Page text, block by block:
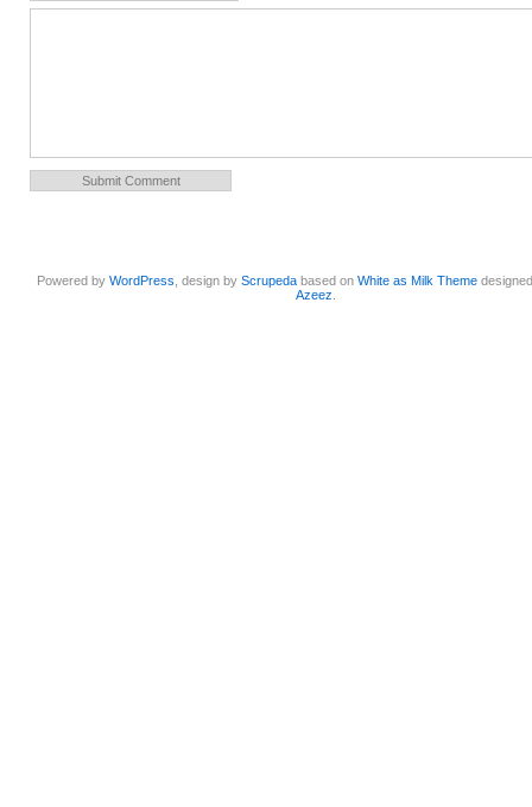
Powered byWordPress , design byScrupeda based onWhite as Milk Theme
Azeez